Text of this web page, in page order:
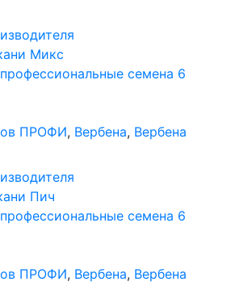
Микс
семена 6
ПРОФИ, Вербена, Вербена
Пич
семена 6
ПРОФИ, Вербена, Вербена